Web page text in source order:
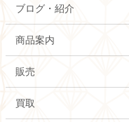
ブログ・紹介
商品案内
販売
買取